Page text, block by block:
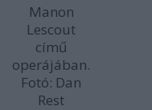
Manon
Lescout
című
operájában.
Fotó: Dan
Rest